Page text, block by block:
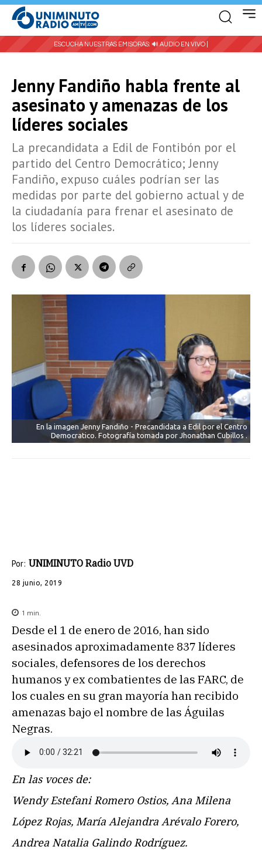
ESCUCHA NUESTRAS EMISORAS: 🔊 AUDIO EN VIVO |
Jenny Fandiño habla frente al
asesinato y amenazas de los
líderes sociales
La precandidata a Edil de Fontibón por el
partido del Centro Democrático; Jenny
Fandiño, expuso cuáles podrían ser las
medidas por parte del gobierno actual y de
la ciudadanía para frenar el asesinato de
los líderes sociales.
En la imagen Jenny Fandiño - Precandidata a Edil por el Centro
Democratico. Fotografía tomada por Jhonathan Cubillos .
Por: UNIMINUTO Radio UVD
28 junio, 2019
1 min.
Desde el 1 de enero de 2016, han sido
asesinados aproximadamente 837 líderes
sociales, defensores de los derechos
humanos y ex combatientes de las FARC, de
los cuales en su gran mayoría han recibido
amenazas bajo el nombre de las Águilas
Negras.
En las voces de:
Wendy Estefani Romero Ostios, Ana Milena
López Rojas, María Alejandra Arévalo Forero,
Andrea Natalia Galindo Rodríguez.